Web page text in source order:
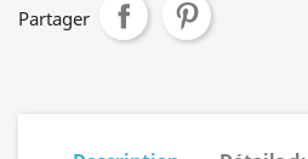
Partager